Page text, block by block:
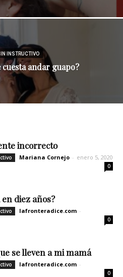
INSTRUCTIVO
cuesta andar guapo?
incorrecto
Mariana Cornejo - enero 5, 2020
0
diez años?
lafronteradice.com -
0
se lleven a mi mamá
lafronteradice.com -
0